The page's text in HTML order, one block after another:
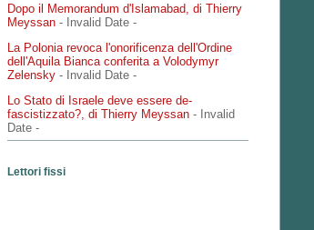
Dopo il Memorandum d'Islamabad, di Thierry
Meyssan - Invalid Date -
La Polonia revoca l'onorificenza dell'Ordine
dell'Aquila Bianca conferita a Volodymyr
Zelensky - Invalid Date -
Lo Stato di Israele deve essere de-
fascistizzato?, di Thierry Meyssan - Invalid
Date -
Lettori fissi